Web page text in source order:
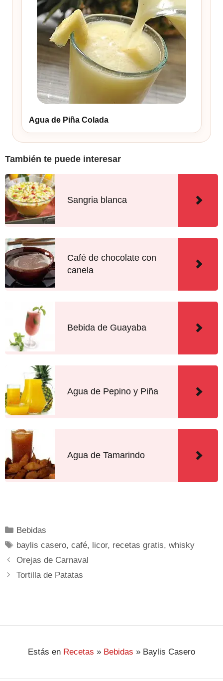
Agua de Piña Colada
También te puede interesar
Sangria blanca
Café de chocolate con
canela
Bebida de Guayaba
Agua de Pepino y Piña
Agua de Tamarindo
Bebidas
baylis casero,café, licor, recetas gratis,whisky
Orejas de Carnaval
Tortilla de Patatas
Estás en Recetas » Bebidas » Baylis Casero